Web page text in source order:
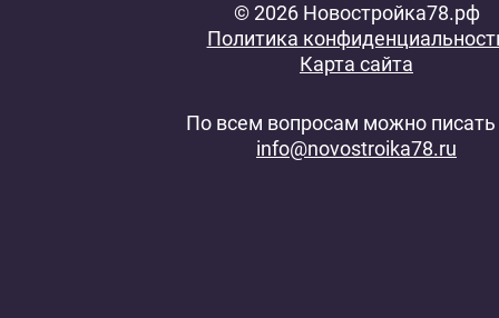
© 2026 Новостройка78.рф
Политика
Карта сайта
По всем вопросам можно писать
info@novostroika78.ru